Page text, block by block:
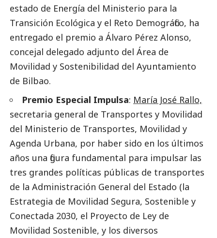
estado de Energía del Ministerio para la
Transición Ecológica y el Reto Demográfico, ha
entregado el premio a Álvaro Pérez Alonso,
concejal delegado adjunto del Área de
Movilidad y Sostenibilidad del Ayuntamiento
de Bilbao.
Premio Especial Impulsa: María José Rallo,
secretaria general de Transportes y Movilidad
del Ministerio de Transportes, Movilidad y
Agenda Urbana, por haber sido en los últimos
años una figura fundamental para impulsar las
tres grandes políticas públicas de transportes
de la Administración General del Estado (la
Estrategia de Movilidad Segura, Sostenible y
Conectada 2030, el Proyecto de Ley de
Movilidad Sostenible, y los diversos